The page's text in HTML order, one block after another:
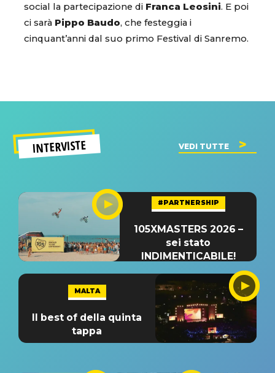
social la partecipazione di Franca Leosini. E poi
ci sarà Pippo Baudo, che festeggia i
cinquant’anni dal suo primo Festival di Sanremo.
INTERVISTE VEDI TUTTE
#PARTNERSHIP
105XMASTERS 2026 –
sei stato
INDIMENTICABILE!
MALTA
Il best of della quinta
tappa